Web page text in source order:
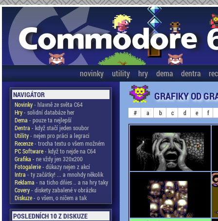
novinky utility hry dema dentra
NAVIGÁTOR
Novinky- hlavně ze světa C64
Hry- solidní databáze her
Dema - pouze ta nejlepší
Dentra - když stačí jeden soubor
Utility- nejen pro práci a legraci
Recenze- trocha textu o všem možném
PC Software- když to nejde na C64
Grafika - ne vždy jen 320x200
Fotogalerie- důkazy nejen z akcí
Intra - ty začátky! ... a mnohdy několik
Reklama - na ticho dňies .. a na hry taky
Covery- diskety zabalené v obrázku
Diskuze- o všem, o ničem a tak
POSLEDNÍCH 10 Z DISKUZE
GRAFIKY OD
# a b c d e f